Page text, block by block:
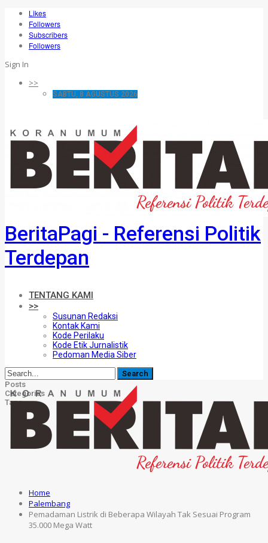
Likes
Followers
Subscribers
Followers
Sign In
>>
SABTU, 8 AGUSTUS 2026
BeritaPagi - Referensi Politik
Terdepan
TENTANG KAMI
>>
Susunan Redaksi
Kontak Kami
Kode Perilaku
Kode Etik Jurnalistik
Pedoman Media Siber
Posts
Categories
Tags
Home
Palembang
Pemadaman Listrik di Beberapa Wilayah Tak Sesuai Program
35.000 Mega Watt